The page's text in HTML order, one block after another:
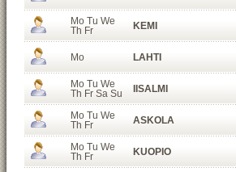
Mo Tu We
Th Fr
KEMI
Mo LAHTI
Mo Tu We
Th Fr Sa Su
IISALMI
Mo Tu We
Th Fr
ASKOLA
Mo Tu We
Th Fr
KUOPIO